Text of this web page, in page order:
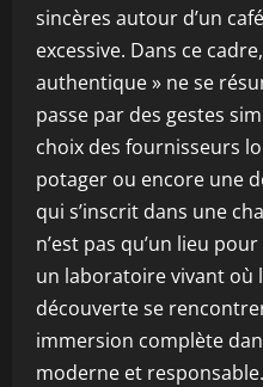
sincères autour d’un
excessive. Dans ce
authentique » ne se
passe par des gestes
choix des fournisseurs
potager ou encore une
qui s’inscrit dans une
n’est pas qu’un lieu
un laboratoire vivant où
découverte se
immersion complète
moderne et responsable.